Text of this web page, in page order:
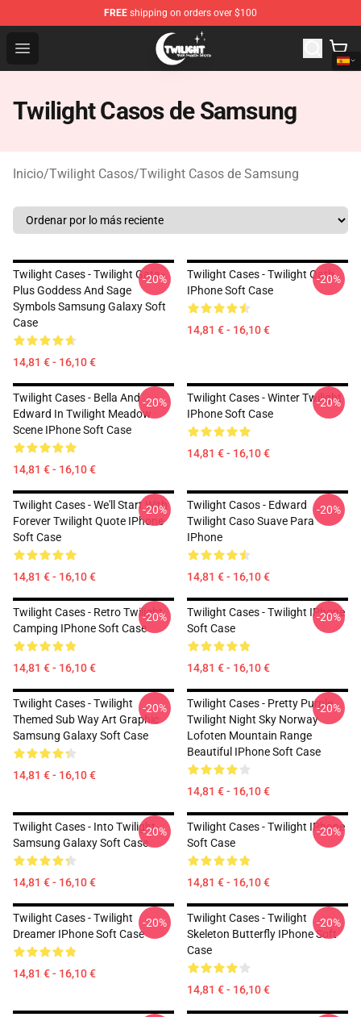
FREE shipping on orders over $100
Open menu
Twilight Store - Official Twilight Merchandise Shop
Twilight Casos de Samsung
Inicio/Twilight Casos/Twilight Casos de Samsung
Twilight Cases - Twilight Gate -
Plus Goddess And Sage
Symbols Samsung Galaxy Soft
Case
14,81 € - 16,10 €
-20%
Twilight Cases - Twilight Oath
IPhone Soft Case
14,81 € - 16,10 €
-20%
Twilight Cases - Bella And
Edward In Twilight Meadow
Scene IPhone Soft Case
14,81 € - 16,10 €
-20%
Twilight Cases - Winter Twilight
IPhone Soft Case
14,81 € - 16,10 €
-20%
Twilight Cases - We'll Start With
Forever Twilight Quote IPhone
Soft Case
14,81 € - 16,10 €
-20%
Twilight Casos - Edward
Twilight Caso Suave Para
IPhone
14,81 € - 16,10 €
-20%
Twilight Cases - Retro Twilight
Camping IPhone Soft Case
14,81 € - 16,10 €
-20%
Twilight Cases - Twilight IPhone
Soft Case
14,81 € - 16,10 €
-20%
Twilight Cases - Twilight
Themed Sub Way Art Graphic
Samsung Galaxy Soft Case
14,81 € - 16,10 €
-20%
Twilight Cases - Pretty Purple
Twilight Night Sky Norway
Lofoten Mountain Range
Beautiful IPhone Soft Case
14,81 € - 16,10 €
-20%
Twilight Cases - Into Twilight
Samsung Galaxy Soft Case
14,81 € - 16,10 €
-20%
Twilight Cases - Twilight IPhone
Soft Case
14,81 € - 16,10 €
-20%
Twilight Cases - Twilight
Dreamer IPhone Soft Case
14,81 € - 16,10 €
-20%
Twilight Cases - Twilight
Skeleton Butterfly IPhone Soft
Case
14,81 € - 16,10 €
-20%